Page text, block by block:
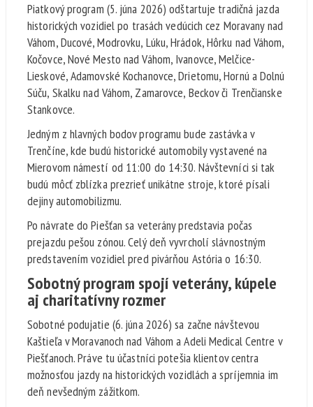
Piatkový program (5. júna 2026) odštartuje tradičná jazda
historických vozidiel po trasách vedúcich cez Moravany nad
Váhom, Ducové, Modrovku, Lúku, Hrádok, Hôrku nad Váhom,
Kočovce, Nové Mesto nad Váhom, Ivanovce, Melčice-
Lieskové, Adamovské Kochanovce, Drietomu, Hornú a Dolnú
Súču, Skalku nad Váhom, Zamarovce, Beckov či Trenčianske
Stankovce.
Jedným z hlavných bodov programu bude zastávka v
Trenčíne, kde budú historické automobily vystavené na
Mierovom námestí od 11:00 do 14:30. Návštevníci si tak
budú môcť zblízka prezrieť unikátne stroje, ktoré písali
dejiny automobilizmu.
Po návrate do Piešťan sa veterány predstavia počas
prejazdu pešou zónou. Celý deň vyvrcholí slávnostným
predstavením vozidiel pred pivárňou Astória o 16:30.
Sobotný program spojí veterány, kúpele
aj charitatívny rozmer
Sobotné podujatie (6. júna 2026) sa začne návštevou
Kaštieľa v Moravanoch nad Váhom a Adeli Medical Centre v
Piešťanoch. Práve tu účastníci potešia klientov centra
možnosťou jazdy na historických vozidlách a spríjemnia im
deň nevšedným zážitkom.